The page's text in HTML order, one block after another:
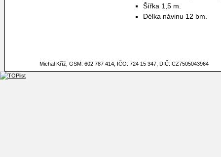
Šířka 1,5 m.
Délka návinu 12 bm.
Michal Kříž, GSM: 602 787 414, IČO: 724 15 347, DIČ: CZ7505043964